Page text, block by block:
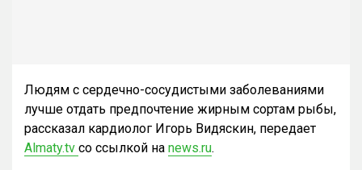
Людям с сердечно-сосудистыми заболеваниями
лучше отдать предпочтение жирным сортам рыбы,
рассказал кардиолог Игорь Видяскин, передает
Аlmaty.tv со ссылкой на news.ru.